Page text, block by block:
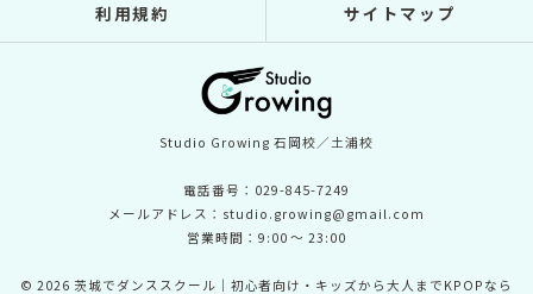
利用規約 サイトマップ
Studio Growing 石岡校／土浦校
電話番号：029-845-7249
メールアドレス：studio.growing@gmail.com
営業時間：9:00 〜 23:00
© 2026 茨城でダンススクール｜初心者向け・キッズから大人までKPOPなら